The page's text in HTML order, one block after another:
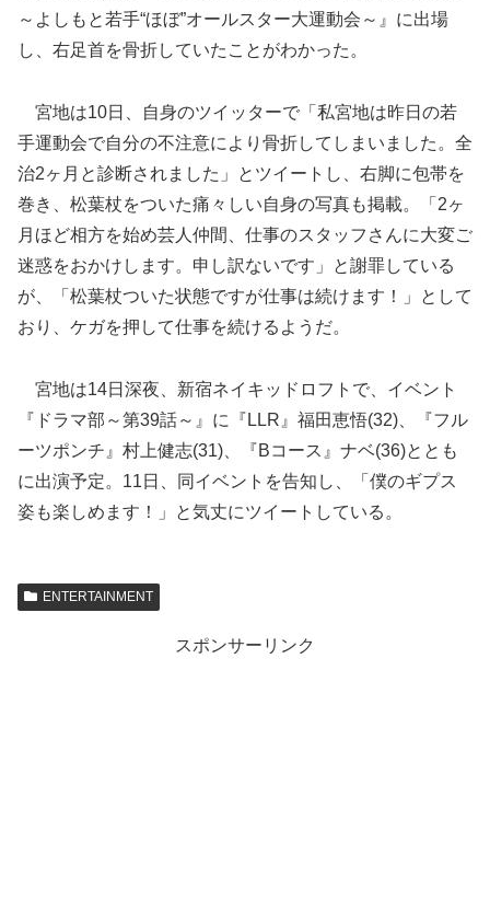
～よしもと若手“ほぼ”オールスター大運動会～』に出場
し、右足首を骨折していたことがわかった。
宮地は10日、自身のツイッターで「私宮地は昨日の若
手運動会で自分の不注意により骨折してしまいました。全
治2ヶ月と診断されました」とツイートし、 右脚に包帯を
巻き、松葉杖をついた痛々しい自身の写真も掲載。「2ヶ
月ほど相方を始め芸人仲間、仕事のスタッフさんに大変ご
迷惑をおかけします。申し訳ないです」と謝罪している
が、「松葉杖ついた状態ですが仕事は続けます！」として
おり、ケガを押して仕事を続けるようだ。
宮地は14日深夜、新宿ネイキッドロフトで、イベント
『ドラマ部～第39話～』に『LLR』福田恵悟(32)、『フル
ーツポンチ』村上健志(31)、『Bコース』ナベ(36)ととも
に出演予定。11日、同イベントを告知し、「僕のギプス
姿も楽しめます！」と気丈にツイートしている。
ENTERTAINMENT
スポンサーリンク